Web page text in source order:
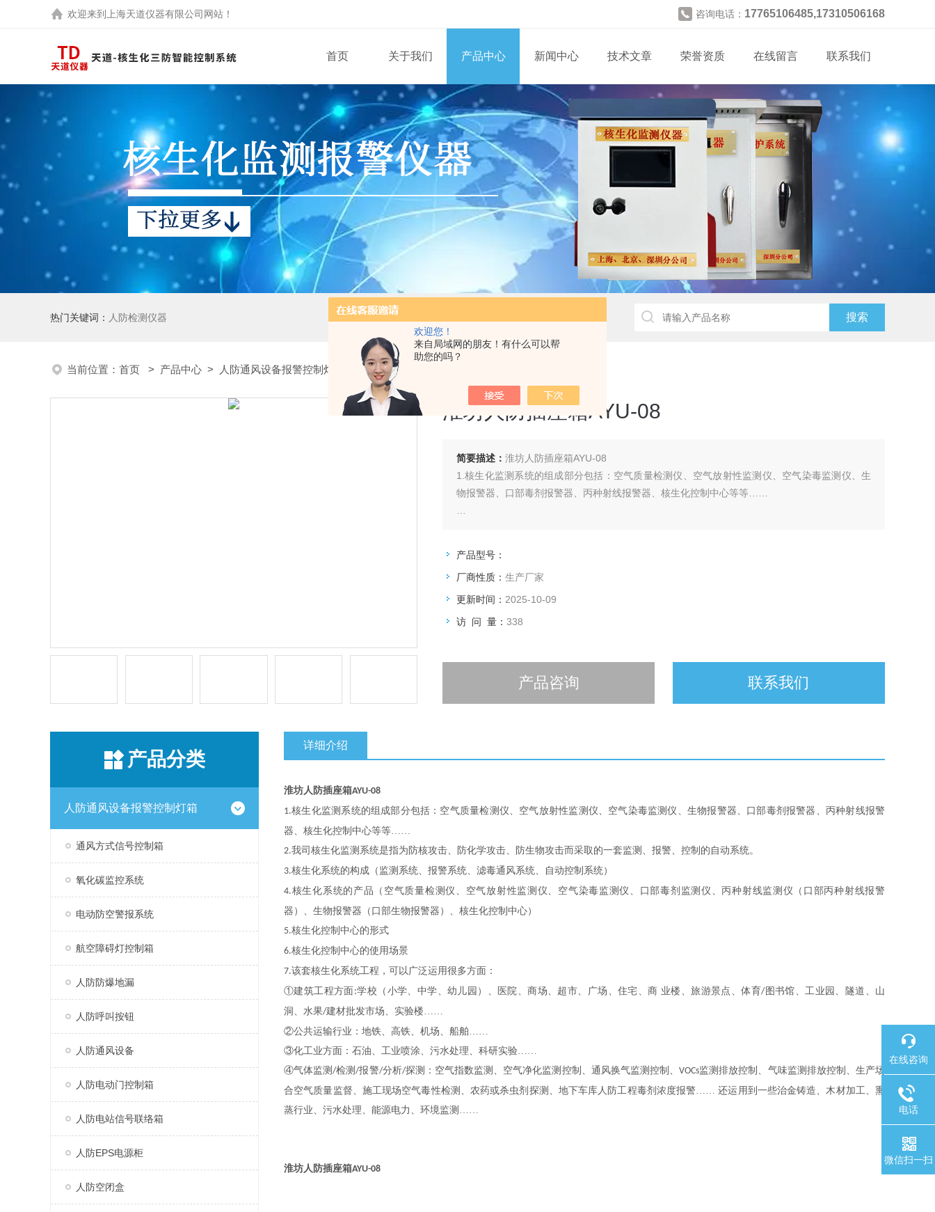
欢迎您！
来自局域网的朋友！有什么可以帮
助您的吗？
欢迎来到 上海天道仪器有限公司 网站！ 咨询电话： 17765106485,17310506168
首页 关于我们 产品中心 新闻中心 技术文章 荣誉资质 在线留言 联系我们
热门关键词： 人防检测仪器
当前位置： 首页 > 产品中心 > 人防通风设备报警控制灯箱 人防插座箱
淮坊人防插座箱AYU-08
简要描述： 淮坊人防插座箱AYU-08
1.核生化监测系统的组成部分包括：空气质量检测仪、空气放射性监测仪、空气染毒监测仪、生
物报警器、口部毒剂报警器、丙种射线报警器、核生化控制中心等等……
产品型号：
厂商性质： 生产厂家
更新时间： 2025-10-09
访 问 量： 338
产品咨询 联系我们
产品分类
人防通风设备报警控制灯箱
通风方式信号控制箱
氧化碳监控系统
电动防空警报系统
航空障碍灯控制箱
人防防爆地漏
人防呼叫按钮
人防通风设备
人防电动门控制箱
人防电站信号联络箱
人防EPS电源柜
人防空闭盒
详细介绍
淮坊人防插座箱AYU-08
1.核生化监测系统的组成部分包括：空气质量检测仪、空气放射性监测仪、空气染毒监测仪、生物报警器、口部毒剂报警器、丙种射线报警
器、核生化控制中心等等……
2.我司核生化监测系统是指为防核攻击、防化学攻击、防生物攻击而采取的一套监测、报警、控制的自动系统。
3.核生化系统的构成（监测系统、报警系统、滤毒通风系统、自动控制系统）
4.核生化系统的产品（空气质量检测仪、空气放射性监测仪、空气染毒监测仪、口部毒剂监测仪、丙种射线监测仪（口部丙种射线报警
器）、生物报警器（口部生物报警器）、核生化控制中心）
5.核生化控制中心的形式
6.核生化控制中心的使用场景
7.该套核生化系统工程，可以广泛运用很多方面：
①建筑工程方面 :学校（小学、中学、幼儿园）、医院、商场、超市、广场、住宅、商 业楼、旅游景点、体育/图书馆、工业园、隧道、山
洞、水果/建材批发市场、实验楼……
②公共运输行业：地铁、高铁、机场、船舶……
③化工业方面：石油、工业喷涂、污水处理、科研实验……
④气体监测/检测/报警/分析/探测：空气指数监测、空气净化监测控制、通风换气监测控制、VOCs监测排放控制、气味监测排放控制、生产场
合空气质量监督、施工现场空气毒性检测、农药或杀虫剂探测、地下车库人防工程毒剂浓度报警…… 还运用到一些治金铸造、木材加工、熏
蒸行业、污水处理、能源电力、环境监测……
淮坊人防插座箱AYU-08
在线咨询
电话
微信扫一扫